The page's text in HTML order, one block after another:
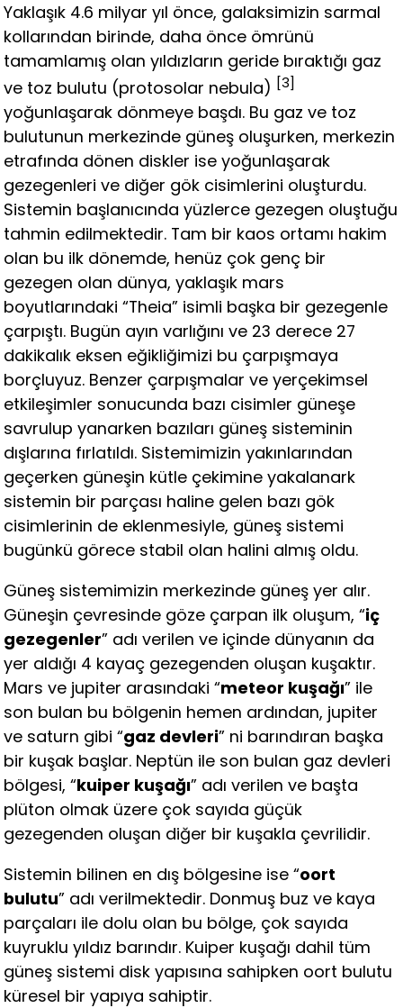
Yaklaşık 4.6 milyar yıl önce, galaksimizin sarmal
kollarından birinde, daha önce ömrünü
tamamlamış olan yıldızların geride bıraktığı gaz
ve toz bulutu (protosolar nebula) [3]
yoğunlaşarak dönmeye başdı. Bu gaz ve toz
bulutunun merkezinde güneş oluşurken, merkezin
etrafında dönen diskler ise yoğunlaşarak
gezegenleri ve diğer gök cisimlerini oluşturdu.
Sistemin başlanıcında yüzlerce gezegen oluştuğu
tahmin edilmektedir. Tam bir kaos ortamı hakim
olan bu ilk dönemde, henüz çok genç bir
gezegen olan dünya, yaklaşık mars
boyutlarındaki “Theia” isimli başka bir gezegenle
çarpıştı. Bugün ayın varlığını ve 23 derece 27
dakikalık eksen eğikliğimizi bu çarpışmaya
borçluyuz. Benzer çarpışmalar ve yerçekimsel
etkileşimler sonucunda bazı cisimler güneşe
savrulup yanarken bazıları güneş sisteminin
dışlarına fırlatıldı. Sistemimizin yakınlarından
geçerken güneşin kütle çekimine yakalanark
sistemin bir parçası haline gelen bazı gök
cisimlerinin de eklenmesiyle, güneş sistemi
bugünkü görece stabil olan halini almış oldu.
Güneş sistemimizin merkezinde güneş yer alır.
Güneşin çevresinde göze çarpan ilk oluşum, “iç
gezegenler” adı verilen ve içinde dünyanın da
yer aldığı 4 kayaç gezegenden oluşan kuşaktır.
Mars ve jupiter arasındaki “meteor kuşağı” ile
son bulan bu bölgenin hemen ardından, jupiter
ve saturn gibi “gaz devleri” ni barındıran başka
bir kuşak başlar. Neptün ile son bulan gaz devleri
bölgesi, “kuiper kuşağı” adı verilen ve başta
plüton olmak üzere çok sayıda güçük
gezegenden oluşan diğer bir kuşakla çevrilidir.
Sistemin bilinen en dış bölgesine ise “oort
bulutu” adı verilmektedir. Donmuş buz ve kaya
parçaları ile dolu olan bu bölge, çok sayıda
kuyruklu yıldız barındır. Kuiper kuşağı dahil tüm
güneş sistemi disk yapısına sahipken oort bulutu
küresel bir yapıya sahiptir.